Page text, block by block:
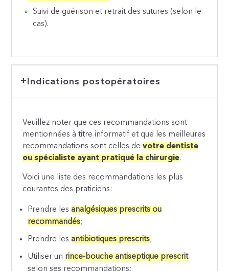
Suivi de guérison et retrait des sutures (selon le
cas).
Indications postopératoires
Veuillez noter que ces recommandations sont
mentionnées à titre informatif et que les meilleures
recommandations sont celles devotre dentiste
ou spécialiste ayant pratiqué la chirurgie.
Voici une liste des recommandations les plus
courantes des praticiens:
Prendre les analgésiques prescrits ou
recommandés;
Prendre les antibiotiques prescrits;
Utiliser un rince-bouche antiseptique prescrit
selon ses recommandations;